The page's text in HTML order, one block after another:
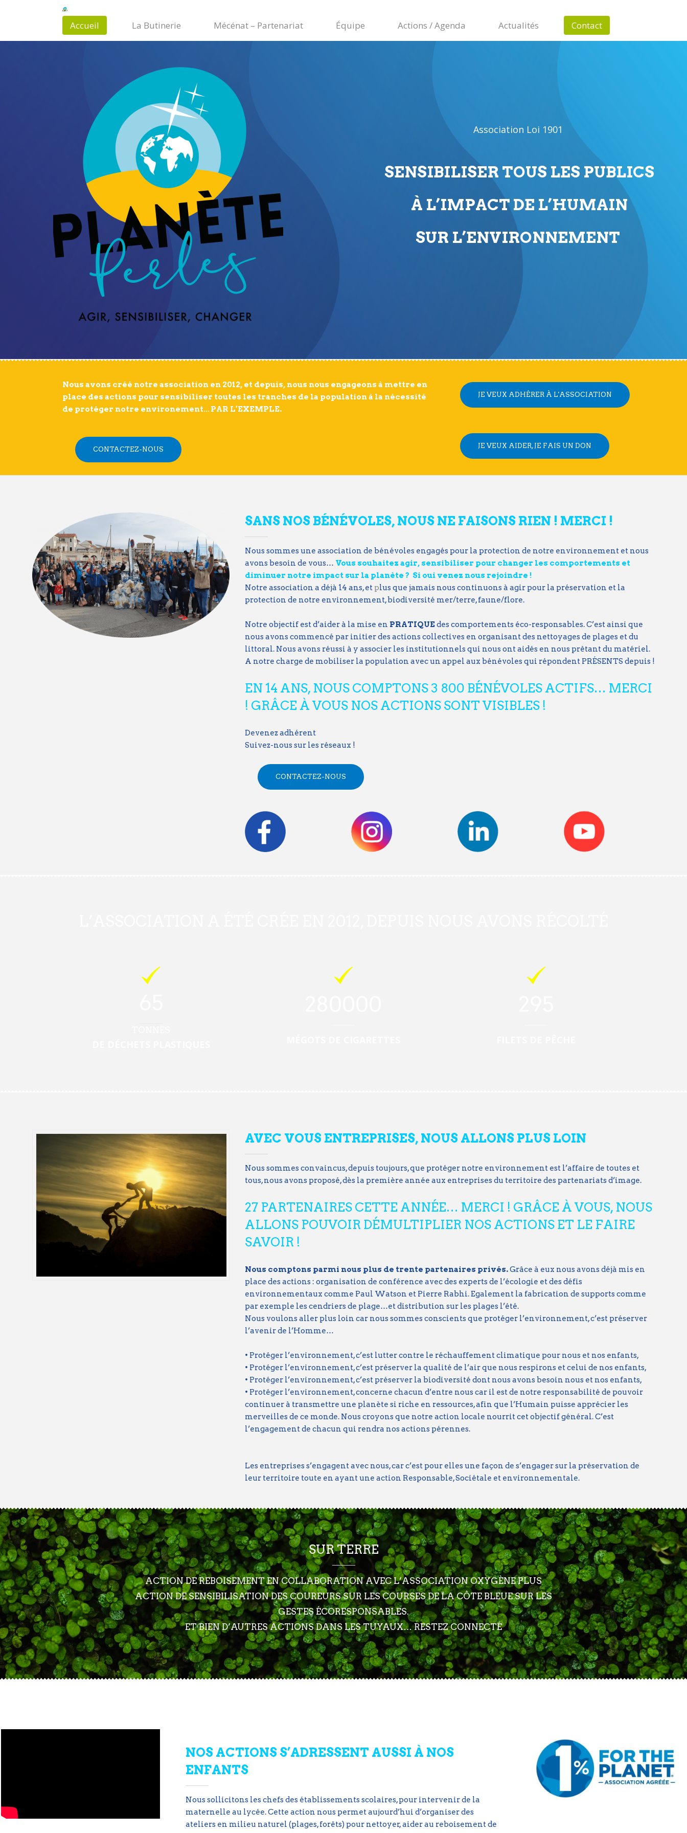
Accueil La Butinerie Mécénat – Partenariat Équipe Actions / Agenda Actualités Contact
Association Loi 1901
SENSIBILISER TOUS LES PUBLICS
À L’IMPACT DE L’HUMAIN
SUR L’ENVIRONNEMENT
Nous avons créé notre association en 2012, et depuis, nous nous engageons à mettre en
place des actions pour sensibiliser toutes les tranches de la population à la nécessité
de protéger notre environement… PAR L’EXEMPLE.
CONTACTEZ-NOUS
JE VEUX ADHÉRER À L'ASSOCIATION
JE VEUX AIDER, JE FAIS UN DON
SANS NOS BÉNÉVOLES, NOUS NE FAISONS RIEN ! MERCI !
Nous sommes une association de bénévoles engagés pour la protection de notre environnement et nous
avons besoin de vous… Vous souhaitez agir, sensibiliser pour changer les comportements et
diminuer notre impact sur la planète ? Si oui venez nous rejoindre !
Notre association a déjà 14 ans, et plus que jamais nous continuons à agir pour la préservation et la
protection de notre environnement, biodiversité mer/terre, faune/flore.
Notre objectif est d’aider à la mise en PRATIQUEdes comportements éco-responsables. C’est ainsi que
nous avons commencé par initier des actions collectives en organisant des nettoyages de plages et du
littoral. Nous avons réussi à y associer les institutionnels qui nous ont aidés en nous prêtant du matériel.
A notre charge de mobiliser la population avec un appel aux bénévoles qui répondent PRÉSENTS depuis !
EN 14 ANS, NOUS COMPTONS 3 800 BÉNÉVOLES ACTIFS… MERCI
! GRÂCE À VOUS NOS ACTIONS SONT VISIBLES !
Devenez adhérent
Suivez-nous sur les réseaux !
CONTACTEZ-NOUS
AVEC VOUS ENTREPRISES, NOUS ALLONS PLUS LOIN
Nous sommes convaincus, depuis toujours, que protéger notre environnement est l’affaire de toutes et
tous, nous avons proposé, dès la première année aux entreprises du territoire des partenariats d’image.
27 PARTENAIRES CETTE ANNÉE… MERCI ! GRÂCE À VOUS, NOUS
ALLONS POUVOIR DÉMULTIPLIER NOS ACTIONS ET LE FAIRE
SAVOIR !
Nous comptons parmi nous plus de trente partenaires privés.Grâce à eux nous avons déjà mis en
place des actions : organisation de conférence avec des experts de l’écologie et des défis
environnementaux comme Paul Watson et Pierre Rabhi. Egalement la fabrication de supports comme
par exemple les cendriers de plage…et distribution sur les plages l’été.
Nous voulons aller plus loin car nous sommes conscients que protéger l’environnement, c’est préserver
l’avenir de l’Homme…
• Protéger l’environnement, c’est lutter contre le réchauffement climatique pour nous et nos enfants,
• Protéger l’environnement, c’est préserver la qualité de l’air que nous respirons et celui de nos enfants,
• Protéger l’environnement, c’est préserver la biodiversité dont nous avons besoin nous et nos enfants,
• Protéger l’environnement, concerne chacun d’entre nous car il est de notre responsabilité de pouvoir
continuer à transmettre une planète si riche en ressources, afin que l’Humain puisse apprécier les
merveilles de ce monde. Nous croyons que notre action locale nourrit cet objectif général. C’est
l’engagement de chacun qui rendra nos actions pérennes.
Les entreprises s’engagent avec nous, car c’est pour elles une façon de s’engager sur la préservation de
leur territoire toute en ayant une action Responsable, Sociétale et environnementale.
SUR TERRE
ACTION DE REBOISEMENT EN COLLABORATION AVEC L’ASSOCIATION OXYGÈNE PLUS
ACTION DE SENSIBILISATION DES COUREURS SUR LES COURSES DE LA CÔTE BLEUE SUR LES
GESTES ÉCORESPONSABLES.
ET BIEN D’AUTRES ACTIONS DANS LES TUYAUX… RESTEZ CONNECTÉ
NOS ACTIONS S’ADRESSENT AUSSI À NOS
ENFANTS
Nous sollicitons les chefs des établissements scolaires, pour intervenir de la
maternelle au lycée. Cette action nous permet aujourd’hui d’organiser des
ateliers en milieu naturel (plages, forêts) pour nettoyer, aider au reboisement de